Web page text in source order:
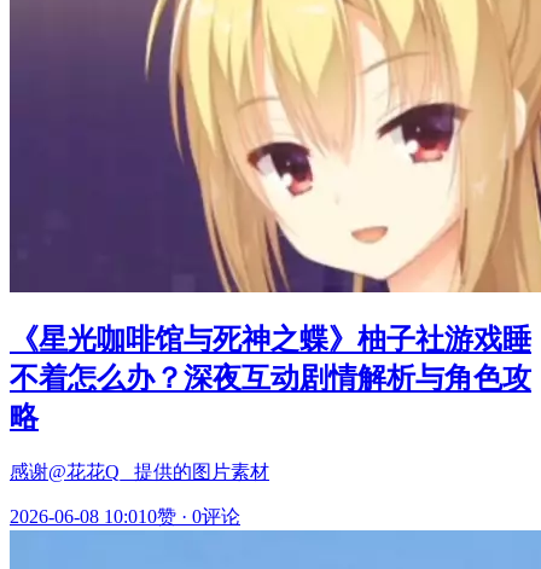
《星光咖啡馆与死神之蝶》柚子社游戏睡
不着怎么办？深夜互动剧情解析与角色攻
略
感谢@花花Q_ 提供的图片素材
2026-06-08 10:010赞 · 0评论